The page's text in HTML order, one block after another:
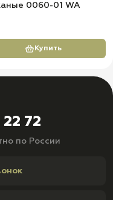
0060-01 WA
Купить
72
по России